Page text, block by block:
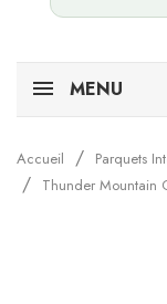
MENU
Accueil Parquets
Thunder